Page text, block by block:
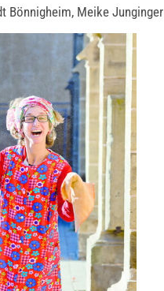
Bönnigheim, Meike Junginger